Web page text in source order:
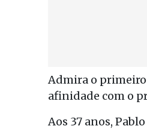
Admira o
afinidade com o
Aos 37 anos,